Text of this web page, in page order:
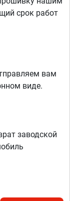
срок работ
вам
виде.
заводской